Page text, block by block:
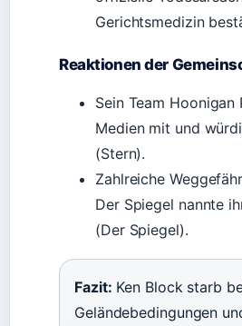
Gerichtsmedizin
Reaktionen der
Sein Team
Medien mit und
(Stern).
Zahlreiche
Der Spiegel nannte
(Der Spiegel).
Fazit: Ken Block starb
Geländebedingungen